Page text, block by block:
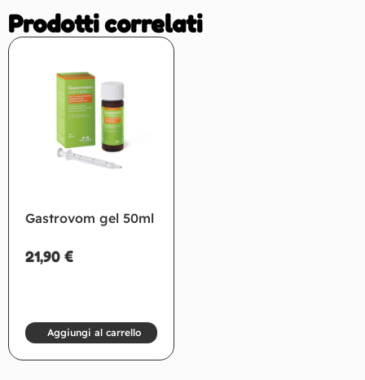
Prodotti correlati
Gastrovom gel 50ml
21,90 €
Aggiungi al carrello